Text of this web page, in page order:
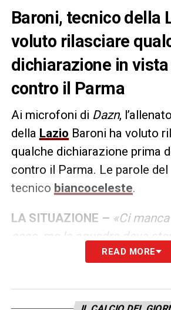
Baroni, tecnico della
voluto rilasciare
dichiarazione in
contro il Parma
Ai microfoni di Dazn,
della Lazio Baroni ha voluto
qualche dichiarazione prima
contro il Parma. Le parole del
tecnico biancoceleste.
LA SITUAZIONE – «Ci
casa, ma la squadra deve
prestazione e dare continuità
partita, prestazione
READ MORE